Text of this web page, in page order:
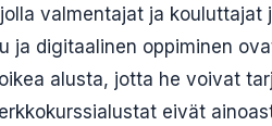
valmentajat ja kouluttajat
ja digitaalinen oppiminen
alusta, jotta he voivat
eivät